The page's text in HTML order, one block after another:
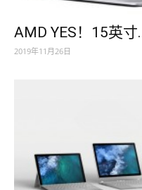
AMD YES！15英寸
2019年11月26日